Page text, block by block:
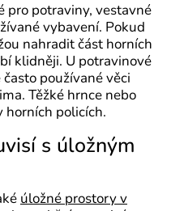
pro potraviny, vestavné
vybavení. Pokud
nahradit část horních
klidněji. U potravinové
používané věci
Těžké hrnce nebo
horních policích.
s úložným
úložné prostory v